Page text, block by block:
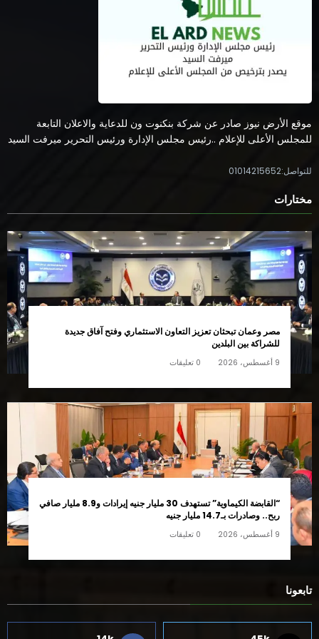
موقع الأرض نيوز صادر عن شركة بنكنوت ون للدعاية والاعلان التابعة
للمجلس الأعلى للإعلام ..رئيس مجلس الإدارة ورئيس التحرير ميرفت السيد
للتواصل:01014215652
مختارات
مصر وعمان تبحثان تعزيز التعاون الاستثماري وفتح آفاق جديدة
للشراكة بين البلدين
9 أغسطس، 2026 0 تعليقات
“القابضة الكيماوية” تستهدف 30 مليار جنيه إيرادات و8.9 مليار صافي
ربح.. وصادرات بـ14.7 مليار جنيه
9 أغسطس، 2026 0 تعليقات
تابعونا